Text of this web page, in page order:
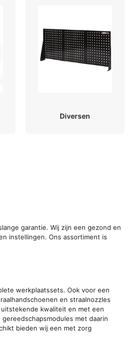
Diversen
garantie. Wij zijn een gezond en
instellingen. Ons assortiment is
werkplaatssets. Ook voor een
en straalnozzles
kwaliteit en met een
met daarin
bieden wij een met zorg